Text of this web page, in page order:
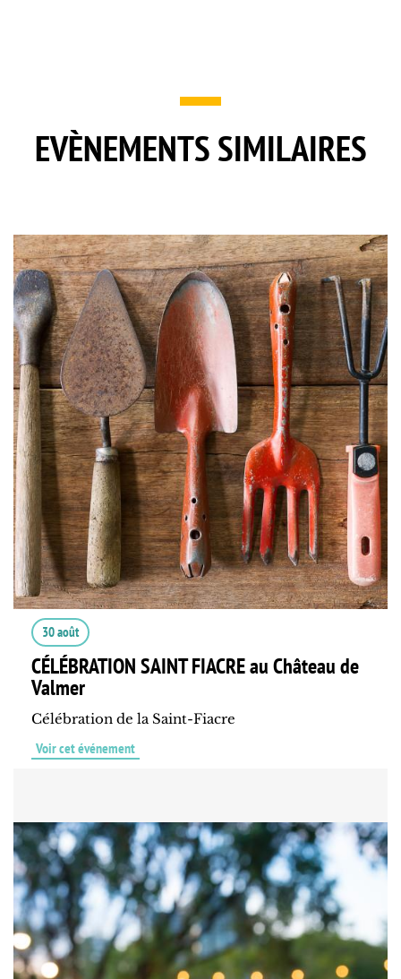
EVÈNEMENTS SIMILAIRES
30 août
CÉLÉBRATION SAINT FIACRE au Château de
Valmer
Célébration de la Saint-Fiacre
Voir cet événement